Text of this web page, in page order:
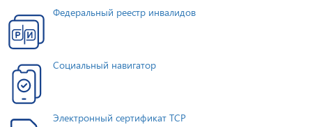
Федеральный реестр инвалидов
Социальный навигатор
Электронный сертификат ТСР